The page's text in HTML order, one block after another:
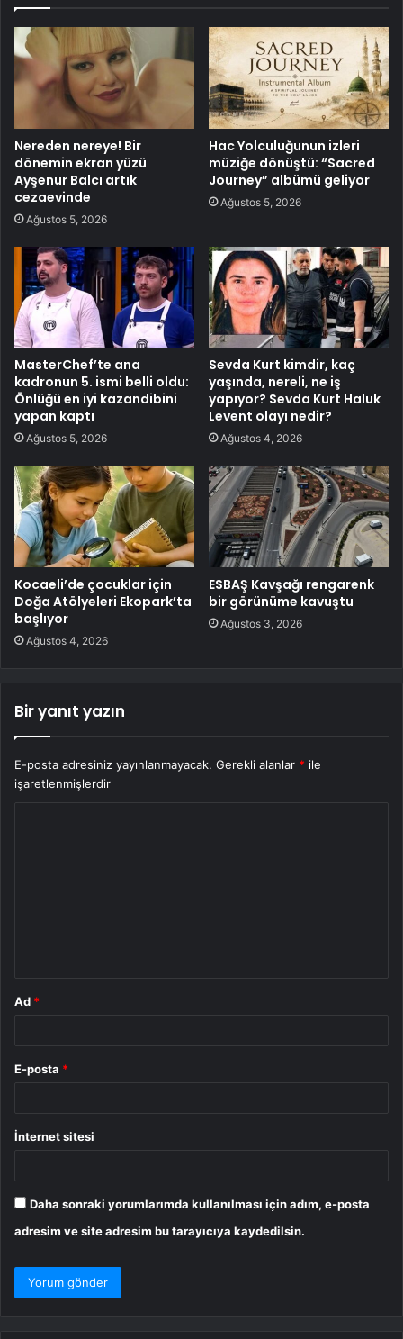
Nereden nereye! Bir
dönemin ekran yüzü
Ayşenur Balcı artık
cezaevinde
Ağustos 5, 2026
Hac Yolculuğunun izleri
müziğe dönüştü: “Sacred
Journey” albümü geliyor
Ağustos 5, 2026
MasterChef’te ana
kadronun 5. ismi belli oldu:
Önlüğü en iyi kazandibini
yapan kaptı
Ağustos 5, 2026
Sevda Kurt kimdir, kaç
yaşında, nereli, ne iş
yapıyor? Sevda Kurt Haluk
Levent olayı nedir?
Ağustos 4, 2026
Kocaeli’de çocuklar için
Doğa Atölyeleri Ekopark’ta
başlıyor
Ağustos 4, 2026
ESBAŞ Kavşağı rengarenk
bir görünüme kavuştu
Ağustos 3, 2026
Bir yanıt yazın
E-posta adresiniz yayınlanmayacak. Gerekli alanlar * ile
işaretlenmişlerdir
Ad *
E-posta *
İnternet sitesi
Daha sonraki yorumlarımda kullanılması için adım, e-posta
adresim ve site adresim bu tarayıcıya kaydedilsin.